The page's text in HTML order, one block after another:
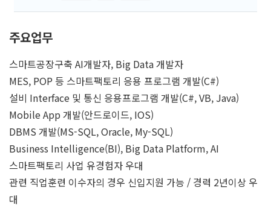
주요업무
스마트공장구축 AI개발자, Big Data 개발자
MES, POP 등 스마트팩토리 응용 프로그램 개발(C#)
설비 Interface 및 통신 응용프로그램 개발(C#, VB, Java)
Mobile App 개발(안드로이드, IOS)
DBMS 개발(MS-SQL, Oracle, My-SQL)
Business Intelligence(BI), Big Data Platform, AI
스마트팩토리 사업 유경험자 우대
관련 직업훈련 이수자의 경우 신입지원 가능 / 경력 2년이상 우
대